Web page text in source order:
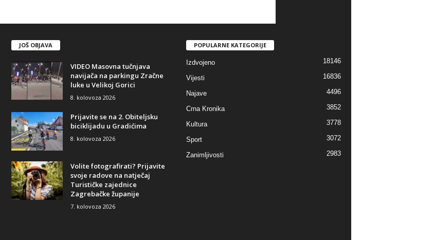
JOŠ OBJAVA
VIDEO Masovna tučnjava
navijača na parkingu Zračne
luke u Velikoj Gorici
8. kolovoza 2026
Prijavite se na 2. Obiteljsku
biciklijadu u Gradićima
8. kolovoza 2026
Volite fotografirati? Prijavite
svoje radove na natječaj
Turističke zajednice
Zagrebačke županije
7. kolovoza 2026
POPULARNE KATEGORIJE
Izdvojeno 18146
Vijesti 16836
Najave 4496
Crna Kronika 3852
Kultura 3778
Sport 3072
Zanimljivosti 2983